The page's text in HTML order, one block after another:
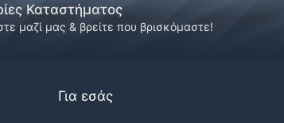
Καταστήματος
μαζί μας & βρείτε που βρισκόμαστε!
Για εσάς